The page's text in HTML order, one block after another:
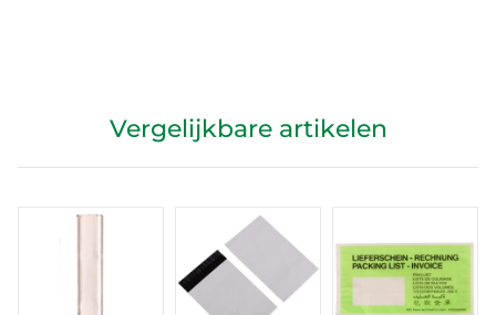
Vergelijkbare artikelen